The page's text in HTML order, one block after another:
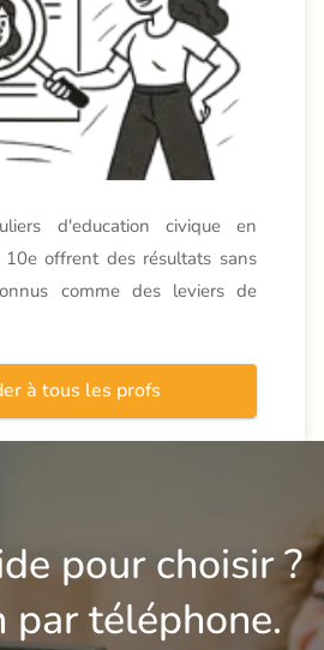
d'education civique en
offrent des résultats sans
comme des leviers de
à tous les profs
pour choisir ?
par téléphone.